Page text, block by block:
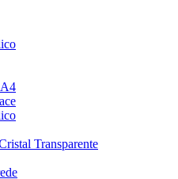
Transparente